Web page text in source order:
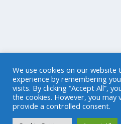
We use cookies on our
experience by remembering
visits. By clicking “Accept All”,
the cookies. However, you may
provide a controlled consent.